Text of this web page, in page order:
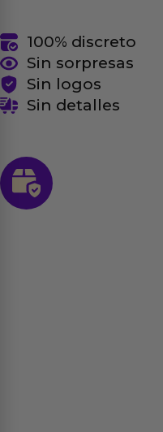
100% discreto
Sin sorpresas
Sin logos
Sin detalles